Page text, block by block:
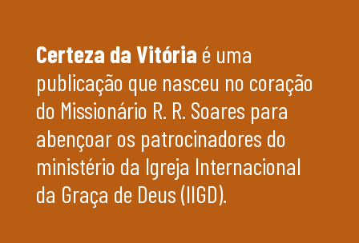
Certeza da Vitória é uma
publicação que nasceu no coração
do Missionário R. R. Soares para
abençoar os patrocinadores do
ministério da Igreja Internacional
da Graça de Deus (IIGD).